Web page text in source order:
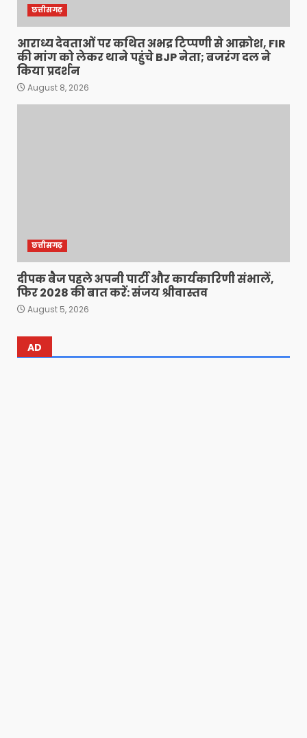
छत्तीसगढ़
आराध्य देवताओं पर कथित अभद्र टिप्पणी से आक्रोश, FIR
की मांग को लेकर थाने पहुंचे BJP नेता; बजरंग दल ने
किया प्रदर्शन
August 8, 2026
छत्तीसगढ़
दीपक बैज पहले अपनी पार्टी और कार्यकारिणी संभालें,
फिर 2028 की बात करें: संजय श्रीवास्तव
August 5, 2026
AD